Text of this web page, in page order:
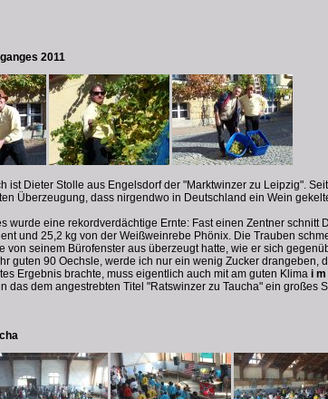
2011
ist Dieter Stolle aus Engelsdorf der "Marktwinzer zu Leipzig".
Überzeugung, dass nirgendwo in Deutschland ein Wein
wurde eine rekordverdächtige Ernte: Fast einen Zentner schnitt
und 25,2 kg von der Weißweinrebe Phönix. Die Trauben
seinem Bürofenster aus überzeugt hatte, wie er sich
guten 90 Oechsle, werde ich nur ein wenig Zucker drangeben,
Ergebnis brachte, muss eigentlich auch mit am guten Klima i m
das dem angestrebten Titel "Ratswinzer zu Taucha" ein großes